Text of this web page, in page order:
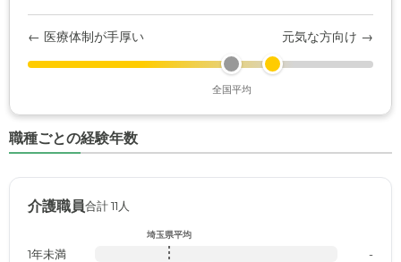
← 医療体制が手厚い 元気な方向け →
全国平均
職種ごとの経験年数
介護職員合計 11人
埼玉県平均
1年未満
-